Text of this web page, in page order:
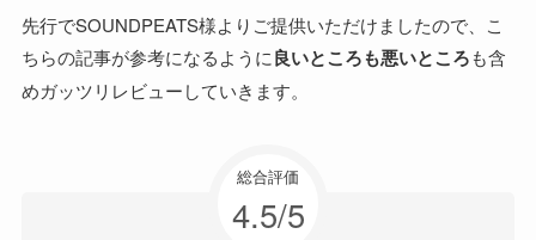
先行でSOUNDPEATS様よりご提供いただけましたので、こ
ちらの記事が参考になるように良いところも悪いところも含
めガッツリレビューしていきます。
総合評価
4.5/5